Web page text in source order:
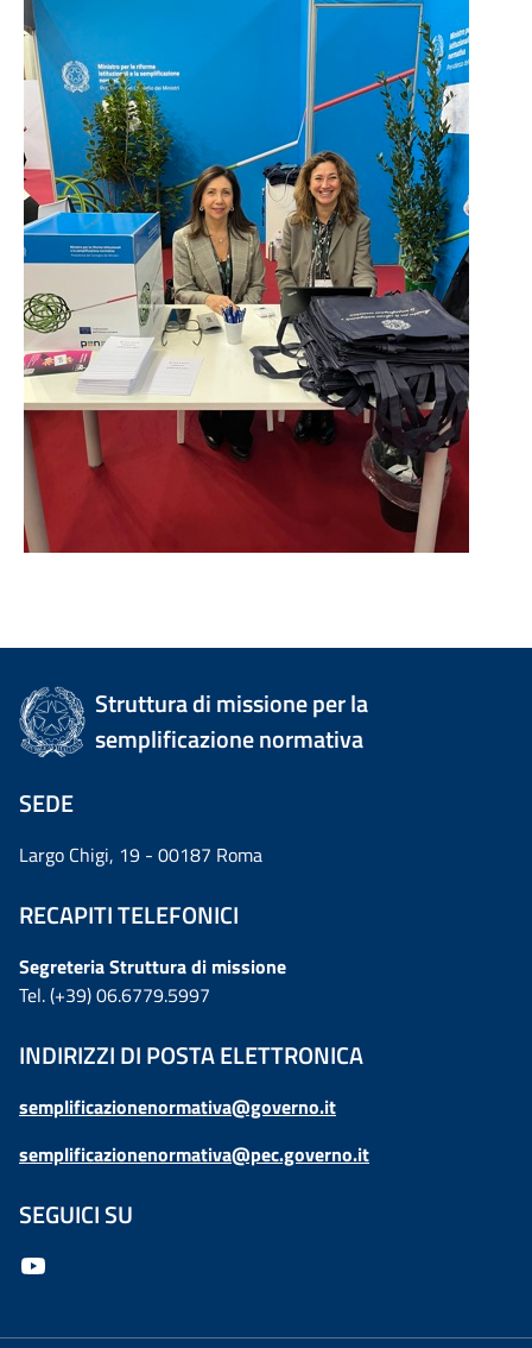
Struttura di missione per la
semplificazione normativa
SEDE
Largo Chigi, 19 - 00187 Roma
RECAPITI TELEFONICI
Segreteria Struttura di missione
Tel. (+39) 06.6779.5997
INDIRIZZI DI POSTA ELETTRONICA
semplificazionenormativa@governo.it
semplificazionenormativa@pec.governo.it
SEGUICI SU